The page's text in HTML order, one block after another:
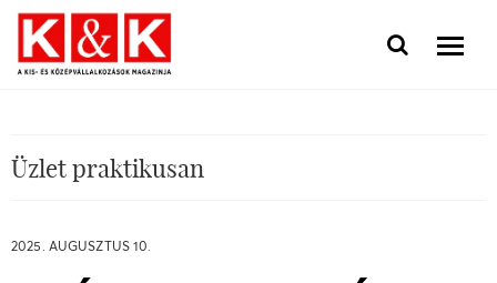
Üzlet praktikusan
2025. AUGUSZTUS 10.